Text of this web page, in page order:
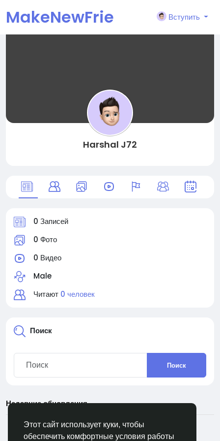
Этот сайт использует куки, чтобы
обеспечить комфортные условия работы
MakeNewFrie
Вступить
Harshal J72
0 Записей
0 Фото
0 Видео
Male
Читают 0 человек
Поиск
Поиск
Недавние обновления